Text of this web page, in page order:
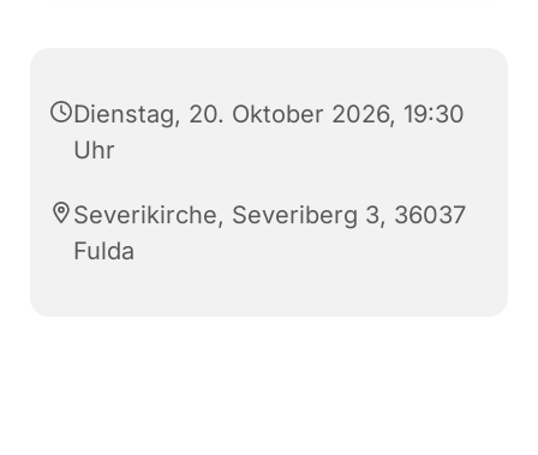
Dienstag, 20. Oktober 2026, 19:30
Uhr
Severikirche, Severiberg 3, 36037
Fulda